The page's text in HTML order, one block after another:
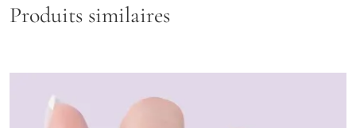
Produits similaires